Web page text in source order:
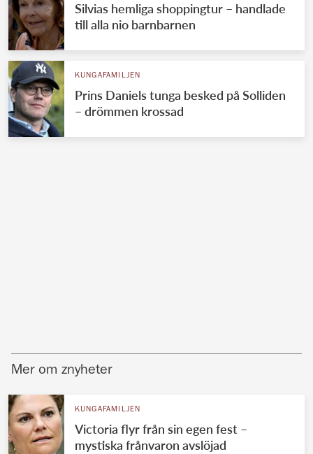
Silvias hemliga shoppingtur – handlade
till alla nio barnbarnen
KUNGAFAMILJEN
Prins Daniels tunga besked på Solliden
– drömmen krossad
Mer om znyheter
KUNGAFAMILJEN
Victoria flyr från sin egen fest –
mystiska frånvaron avslöjad